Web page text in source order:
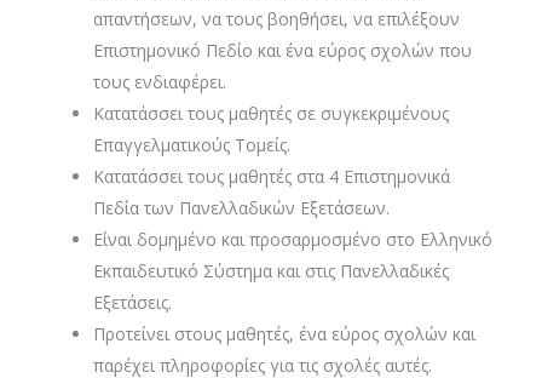
απαντήσεων, να τους βοηθήσει, να επιλέξουν
Επιστημονικό Πεδίο και ένα εύρος σχολών που
τους ενδιαφέρει.
Κατατάσσει τους μαθητές σε συγκεκριμένους
Επαγγελματικούς Τομείς.
Κατατάσσει τους μαθητές στα 4 Επιστημονικά
Πεδία των Πανελλαδικών Εξετάσεων.
Είναι δομημένο και προσαρμοσμένο στο Ελληνικό
Εκπαιδευτικό Σύστημα και στις Πανελλαδικές
Εξετάσεις.
Προτείνει στους μαθητές, ένα εύρος σχολών και
παρέχει πληροφορίες για τις σχολές αυτές.